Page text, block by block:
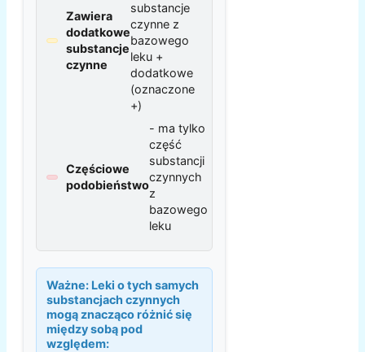
Zawiera
dodatkowe
substancje
czynne
substancje
czynne z
bazowego
leku +
dodatkowe
(oznaczone
+)
Częściowe
podobieństwo
- ma tylko
część
substancji
czynnych
z
bazowego
leku
Ważne: Leki o tych samych
substancjach czynnych
mogą znacząco różnić się
między sobą pod
względem: